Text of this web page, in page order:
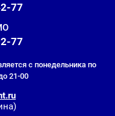
77
77
с понедельника по
21-00